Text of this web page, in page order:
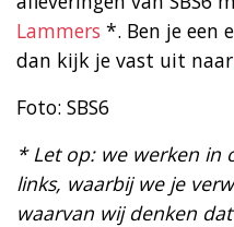
Lammers *. Ben je een
dan kijk je vast uit naar
Foto: SBS6
* Let op: we werken in
links, waarbij we je
waarvan wij denken